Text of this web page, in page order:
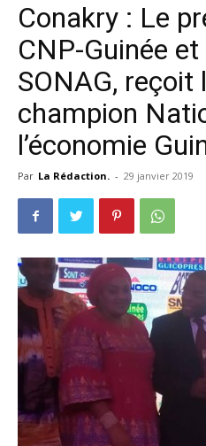
Conakry : Le
CNP-Guinée
SONAG, reçoit
champion
l’économie
Par La Rédaction. - 29 janvier 2019